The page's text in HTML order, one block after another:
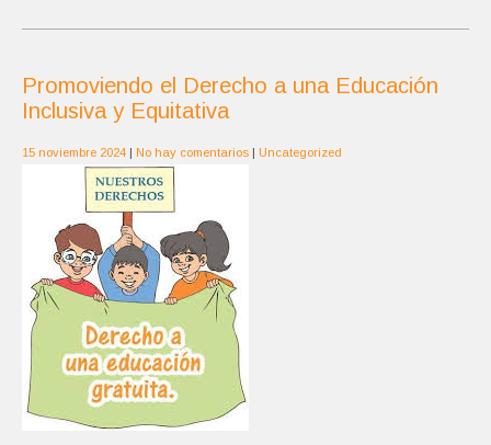
Promoviendo el Derecho a una Educación
Inclusiva y Equitativa
15 noviembre 2024 | No hay comentarios | Uncategorized